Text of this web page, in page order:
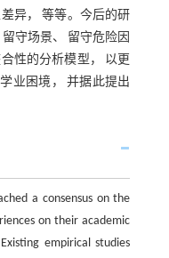
异， 等等。今后的研
守场景、 留守危险因
性的分析模型， 以更
业困境， 并据此提出
a consensus on the
on their academic
empirical studies